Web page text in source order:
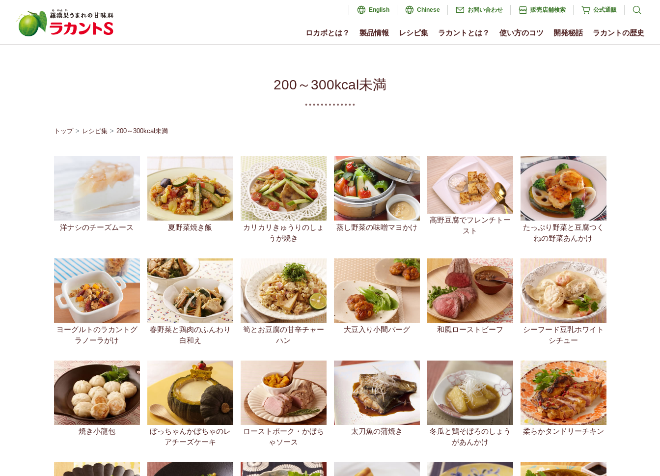
ロカボとは？ 製品情報 レシピ集 ラカントとは？ 使い方のコツ 開発秘話 ラカントの歴史
English Chinese お問い合わせ 販売店舗検索 公式通販
200～300kcal未満
トップ レシピ集 200～300kcal未満
洋ナシのチーズムース 夏野菜焼き飯
カリカリきゅうりのしょ
うが焼き
蒸し野菜の味噌マヨかけ
高野豆腐でフレンチトー
スト
たっぷり野菜と豆腐つく
ねの野菜あんかけ
ヨーグルトのラカントグ
ラノーラがけ
春野菜と鶏肉のふんわり
白和え
筍とお豆腐の甘辛チャー
ハン
大豆入り小間バーグ 和風ローストビーフ
シーフード豆乳ホワイト
シチュー
焼き小龍包
ぼっちゃんかぼちゃのレ
アチーズケーキ
ローストポーク・かぼち
ゃソース
太刀魚の蒲焼き
冬瓜と鶏そぼろのしょう
があんかけ
柔らかタンドリーチキン